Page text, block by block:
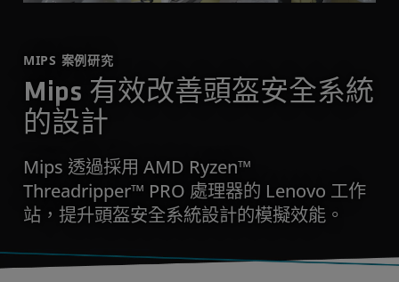
MIPS 案例研究
Mips 有效改善頭盔安全系統
的設計
Mips 透過採用 AMD Ryzen™
Threadripper™ PRO 處理器的 Lenovo 工作
站，提升頭盔安全系統設計的模擬效能。